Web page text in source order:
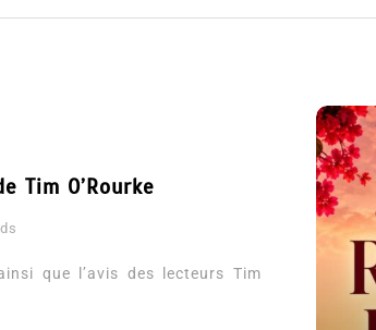
Tim O’Rourke
que l’avis des lecteurs Tim